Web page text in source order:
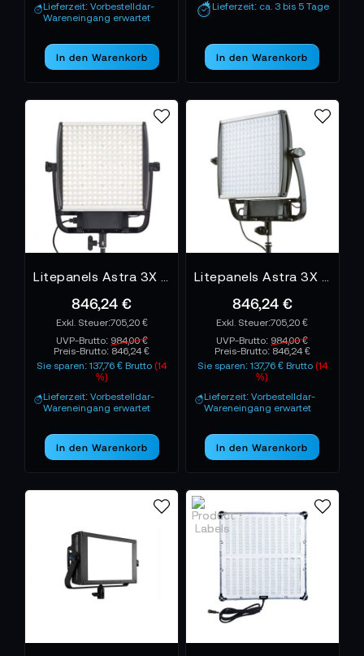
Lieferzeit: Vorbestelldar-
Wareneingang erwartet
In den Warenkorb
Lieferzeit: ca. 3 bis 5 Tage
In den Warenkorb
846,24 €
705,20 €
UVP-Brutto: 984,00 €
Preis-Brutto: 846,24 €
Sie sparen: 137,76 € Brutto(14
%)
Lieferzeit: Vorbestelldar-
Wareneingang erwartet
In den Warenkorb
846,24 €
705,20 €
UVP-Brutto: 984,00 €
Preis-Brutto: 846,24 €
Sie sparen: 137,76 € Brutto (14
%)
Lieferzeit: Vorbestelldar-
Wareneingang erwartet
In den Warenkorb